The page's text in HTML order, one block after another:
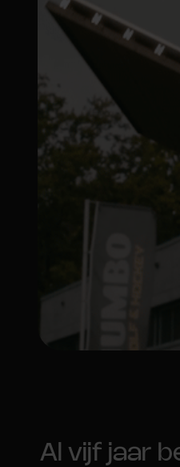
Al vijf jaar